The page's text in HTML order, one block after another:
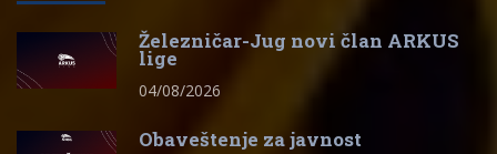
Železničar-Jug novi član ARKUS
lige
04/08/2026
Obaveštenje za javnost